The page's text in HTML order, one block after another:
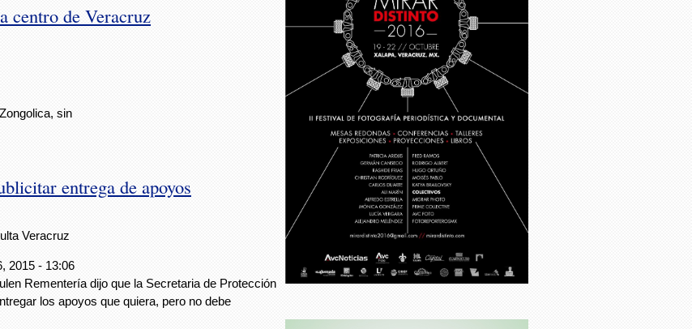
centro de Veracruz
sin
entrega de apoyos
Veracruz
2015 - 13:06
Rementería dijo que la Secretaria de Protección
los apoyos que quiera, pero no debe